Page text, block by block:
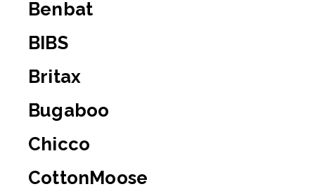
Benbat
BIBS
Britax
Bugaboo
Chicco
CottonMoose